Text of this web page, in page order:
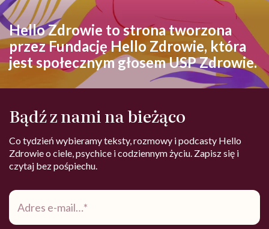
Hello Zdrowie to strona tworzona
przez Fundację Hello Zdrowie, która
jest społecznym głosem USP Zdrowie.
Bądź z nami na bieżąco
Co tydzień wybieramy teksty, rozmowy i podcasty Hello
Zdrowie o ciele, psychice i codziennym życiu. Zapisz się i
czytaj bez pośpiechu.
Adres
mail*